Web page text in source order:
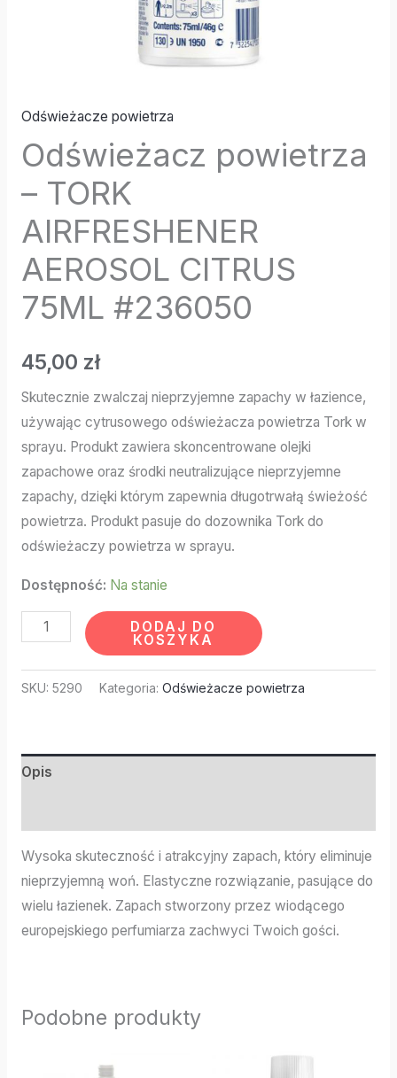
Odświeżacze powietrza
Odświeżacz powietrza
– TORK
AIRFRESHENER
AEROSOL CITRUS
75ML #236050
45,00 zł
Skutecznie zwalczaj nieprzyjemne zapachy w łazience,
używając cytrusowego odświeżacza powietrza Tork w
sprayu. Produkt zawiera skoncentrowane olejki
zapachowe oraz środki neutralizujące nieprzyjemne
zapachy, dzięki którym zapewnia długotrwałą świeżość
powietrza. Produkt pasuje do dozownika Tork do
odświeżaczy powietrza w sprayu.
Dostępność: Na stanie
DODAJ DO
KOSZYKA
SKU: 5290 Kategoria: Odświeżacze powietrza
Opis
Wysoka skuteczność i atrakcyjny zapach, który eliminuje
nieprzyjemną woń. Elastyczne rozwiązanie, pasujące do
wielu łazienek. Zapach stworzony przez wiodącego
europejskiego perfumiarza zachwyci Twoich gości.
Podobne produkty